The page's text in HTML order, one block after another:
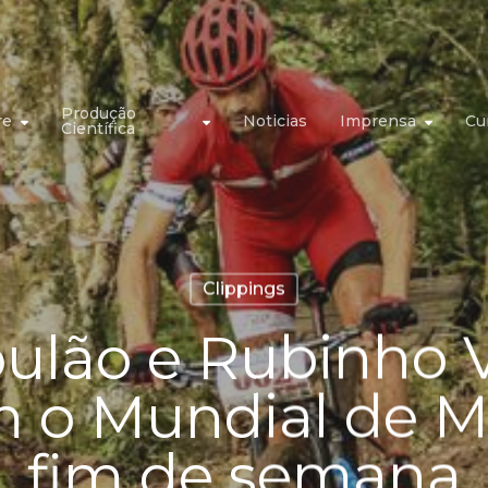
Produção
Científica Noticias Imprensa
Clippings
e Rubinho
o Mundial de